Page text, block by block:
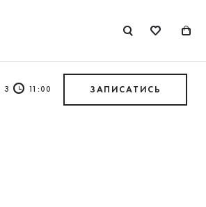
З 11:00 ЗАПИСАТИСЬ